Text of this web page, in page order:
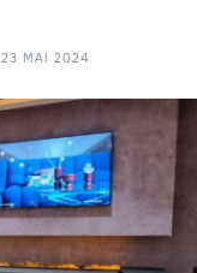
23 MAI 2024